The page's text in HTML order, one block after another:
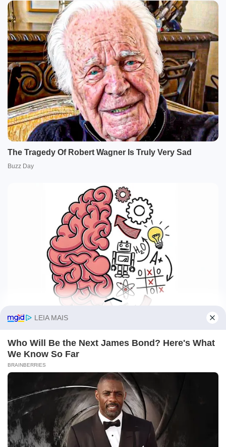
O site Campo Maior Em Foco utiliza cookies e outras
tecnologias semelhantes para recomendar conteúdo de seu
interesse. Ao prosseguir, você concorda com tal
monitoramento.
Leia mais CONCORDO